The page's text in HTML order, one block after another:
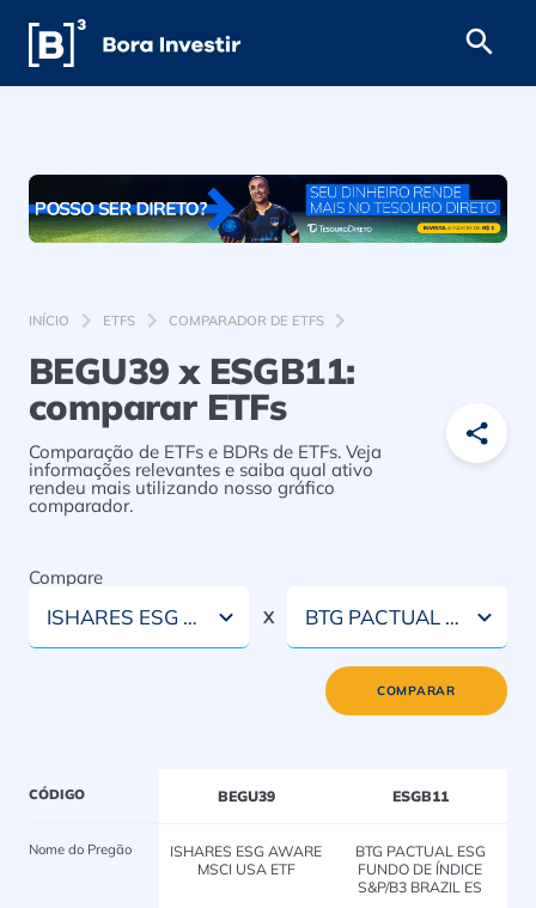
INÍCIO ETFS COMPARADOR DE ETFS
BEGU39 x ESGB11:
comparar ETFs
Comparação de ETFs e BDRs de ETFs. Veja
informações relevantes e saiba qual ativo
rendeu mais utilizando nosso gráfico
comparador.
Compare
ISHARES ESG AWARE MSCI USA ETF X BTG PACTUAL ESG FUNDO DE ÍNDICE S&P/B3 BRAZIL ES
COMPARAR
CÓDIGO BEGU39 ESGB11
Nome do Pregão
ISHARES ESG AWARE
MSCI USA ETF
BTG PACTUAL ESG
FUNDO DE ÍNDICE
S&P/B3 BRAZIL ES